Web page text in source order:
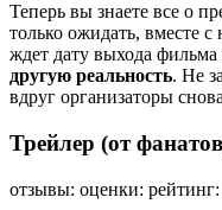
Теперь вы знаете все о
только ожидать, вместе
ждет дату выхода фильма
другую реальность. Не
вдруг организаторы
Трейлер (от
отзывы: оценки: рейтинг: